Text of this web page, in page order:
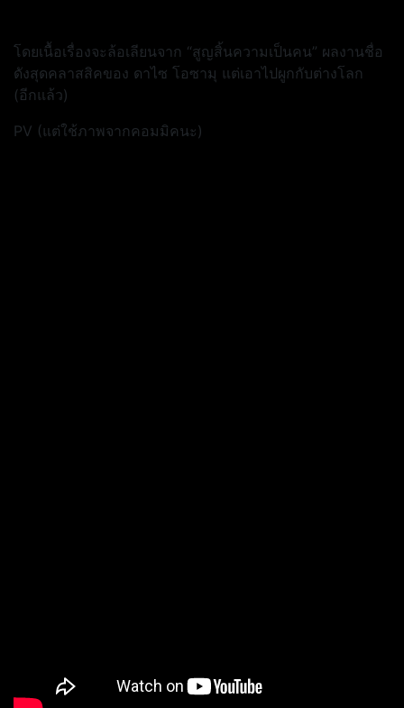
โดยเนื้อเรื่องจะล้อเลียนจาก “สูญสิ้นความเป็นคน” ผลงานชื่อ
ดังสุดคลาสสิคของ ดาไซ โอซามุ แต่เอาไปผูกกับต่างโลก
(อีกแล้ว)
PV (แต่ใช้ภาพจากคอมมิคนะ)